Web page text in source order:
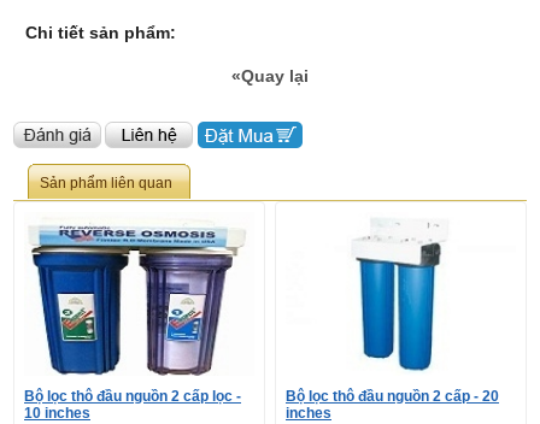
Chi tiết sản phẩm:
«Quay lại
Sản phẩm liên quan
Bộ lọc thô đầu nguồn 2 cấp lọc -
10 inches
Bộ lọc thô đầu nguồn 2 cấp - 20
inches